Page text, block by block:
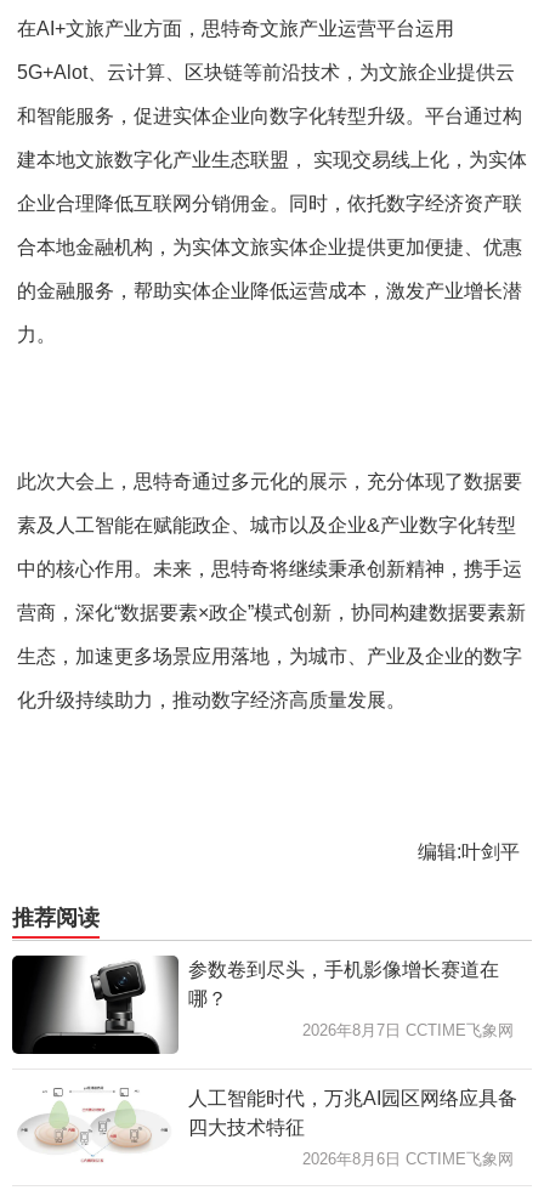
在AI+文旅产业方面，思特奇文旅产业运营平台运用
5G+Alot、云计算、区块链等前沿技术，为文旅企业提供云
和智能服务，促进实体企业向数字化转型升级。平台通过构
建本地文旅数字化产业生态联盟， 实现交易线上化，为实体
企业合理降低互联网分销佣金。同时，依托数字经济资产联
合本地金融机构，为实体文旅实体企业提供更加便捷、优惠
的金融服务，帮助实体企业降低运营成本，激发产业增长潜
力。
此次大会上，思特奇通过多元化的展示，充分体现了数据要
素及人工智能在赋能政企、城市以及企业&产业数字化转型
中的核心作用。未来，思特奇将继续秉承创新精神，携手运
营商，深化“数据要素×政企”模式创新，协同构建数据要素新
生态，加速更多场景应用落地，为城市、产业及企业的数字
化升级持续助力，推动数字经济高质量发展。
编辑:叶剑平
推荐阅读
参数卷到尽头，手机影像增长赛道在
哪？
2026年8月7日 CCTIME飞象网
人工智能时代，万兆AI园区网络应具备
四大技术特征
2026年8月6日 CCTIME飞象网